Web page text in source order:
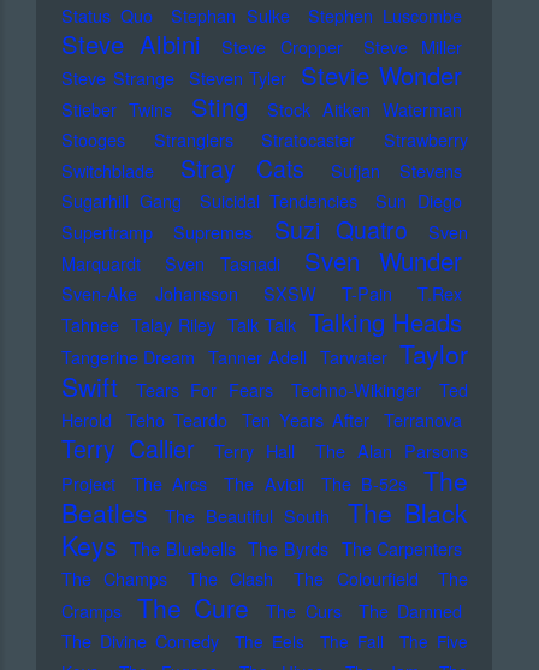
Status Quo
Stephan Sulke Stephen Luscombe
Steve Albini Steve Cropper
Steve Miller
Steve Strange Steven Tyler Stevie Wonder
Stieber Twins Sting
Stock Aitken Waterman
Stooges
Stranglers Stratocaster
Strawberry
Switchblade
Stray Cats
Sufjan Stevens
Sugarhill Gang
Suicidal Tendencies
Sun Diego
Supertramp
Supremes Suzi Quatro
Sven
Marquardt
Sven Tasnadi Sven Wunder
Sven-Ake Johansson SXSW T-Pain
T.Rex
Tahnee Talay Riley Talk Talk Talking Heads
Tangerine Dream Tanner Adell Tarwater Taylor
Swift
Tears For Fears Techno-Wikinger
Ted
Herold
Teho Teardo Ten Years After Terranova
Terry Callier Terry Hall
The Alan Parsons
Project
The Arcs The Avicii The B-52s
The
Beatles
The Beautiful South
The Black
Keys The Bluebells The Byrds The Carpenters
The Champs
The Clash The Colourfield
The
Cramps
The Cure The Curs
The Damned
The Divine Comedy
The Eels The Fall
The Five